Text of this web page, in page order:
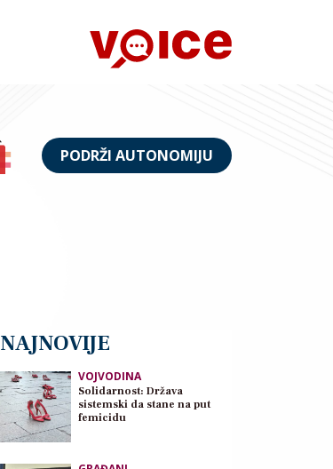
PODRŽI AUTONOMIJU
NAJNOVIJE
VOJVODINA
Solidarnost: Država
sistemski da stane na put
femicidu